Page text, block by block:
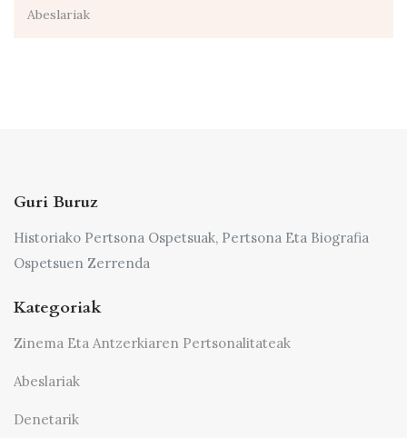
Abeslariak
Guri Buruz
Historiako Pertsona Ospetsuak, Pertsona Eta Biografia
Ospetsuen Zerrenda
Kategoriak
Zinema Eta Antzerkiaren Pertsonalitateak
Abeslariak
Denetarik